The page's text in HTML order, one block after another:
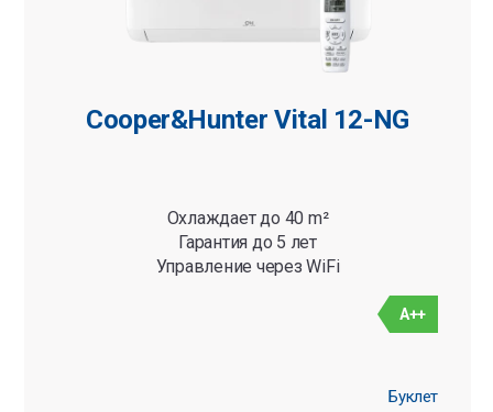
Cooper&Hunter Vital 12-NG
Охлаждает до 40 m²
Гарантия до 5 лет
Управление через WiFi
A++
Буклет